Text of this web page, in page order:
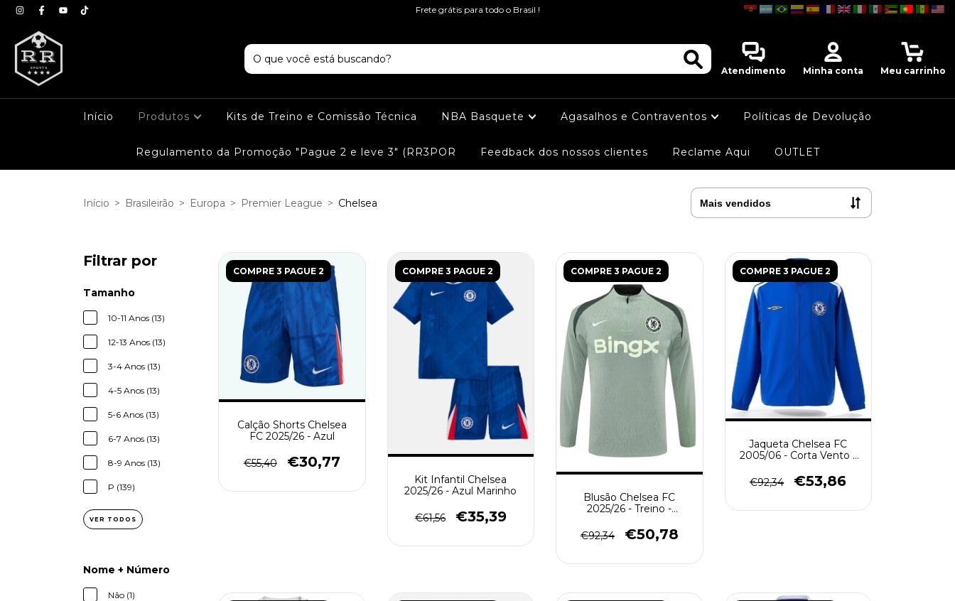
Frete grátis para todo o Brasil !
Atendimento Minha conta Meu carrinho
Início Produtos Kits de Treino e Comissão Técnica NBA Basquete Agasalhos e Contraventos Políticas de Devolução
Regulamento da Promoção "Pague 2 e leve 3" (RR3POR Feedback dos nossos clientes Reclame Aqui OUTLET
Início > Brasileirão > Europa > Premier League > Chelsea
Filtrar por
Tamanho
10-11 Anos (13)
12-13 Anos (13)
3-4 Anos (13)
4-5 Anos (13)
5-6 Anos (13)
6-7 Anos (13)
8-9 Anos (13)
P (139)
VER TODOS
Nome + Número
Não (1)
COMPRE 3 PAGUE 2
Calção Shorts Chelsea
FC 2025/26 - Azul
€55,40 €30,77
COMPRE 3 PAGUE 2
Kit Infantil Chelsea
2025/26 - Azul Marinho
€61,56 €35,39
COMPRE 3 PAGUE 2
Blusão Chelsea FC
2025/26 - Treino -
€92,34
€50,78
COMPRE 3 PAGUE 2
Jaqueta Chelsea FC
2005/06 - Corta Vento -
€92,34
€53,86